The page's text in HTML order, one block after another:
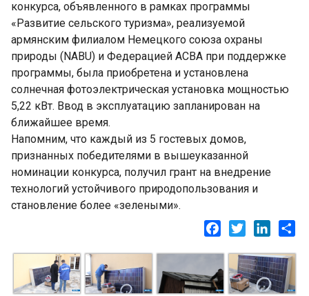
конкурса, объявленного в рамках программы
«Развитие сельского туризма», реализуемой
армянским филиалом Немецкого союза охраны
природы (NABU) и Федерацией ACBA при поддержке
программы, была приобретена и установлена ​​
солнечная фотоэлектрическая установка мощностью
5,22 кВт. Ввод в эксплуатацию запланирован на
ближайшее время.
Напомним, что каждый из 5 гостевых домов,
признанных победителями в вышеуказанной
номинации конкурса, получил грант на внедрение
технологий устойчивого природопользования и
становление более «зелеными».
Facebook
Twitter